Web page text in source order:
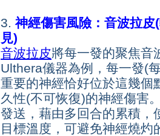
3.神經傷害風險：音波拉
見)
音波拉皮將每一發的聚焦音
Ulthera儀器為例，每一發(
重要的神經恰好位於這幾個
久性(不可恢復)的神經傷害
發送，藉由多回合的累積，
目標溫度，可避免神經燒灼